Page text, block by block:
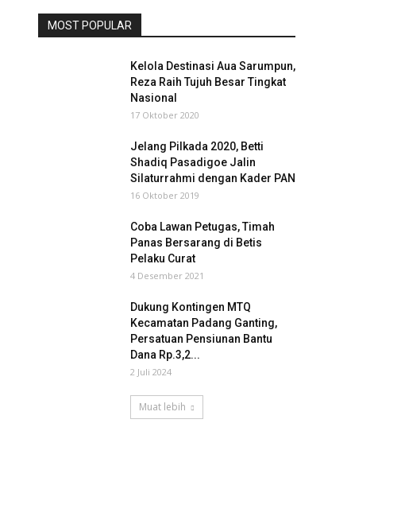
MOST POPULAR
Kelola Destinasi Aua Sarumpun,
Reza Raih Tujuh Besar Tingkat
Nasional
17 Oktober 2020
Jelang Pilkada 2020, Betti
Shadiq Pasadigoe Jalin
Silaturrahmi dengan Kader PAN
16 Oktober 2019
Coba Lawan Petugas, Timah
Panas Bersarang di Betis
Pelaku Curat
4 Desember 2021
Dukung Kontingen MTQ
Kecamatan Padang Ganting,
Persatuan Pensiunan Bantu
Dana Rp.3,2...
2 Juli 2024
Muat lebih